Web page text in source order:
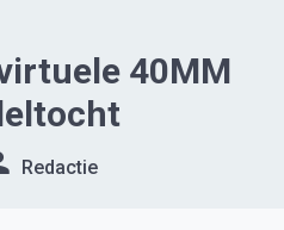
40MM
Redactie